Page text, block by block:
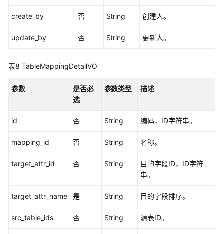
服
协
议
资
支
区
create_by 否 String 创建人。
update_by 否 String 更新人。
表8 TableMappingDetailVO
参数
是否必
选
参数类型 描述
id 否 String 编码，ID字符串。
mapping_id 否 String 名称。
target_attr_id 否 String
目的字段ID，ID字符
串。
target_attr_name 是 String 目的字段排序。
src_table_ids 否 String 源表ID。